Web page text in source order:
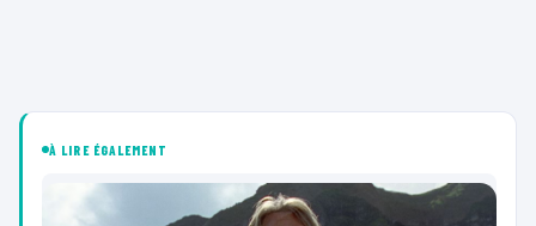
À LIRE ÉGALEMENT